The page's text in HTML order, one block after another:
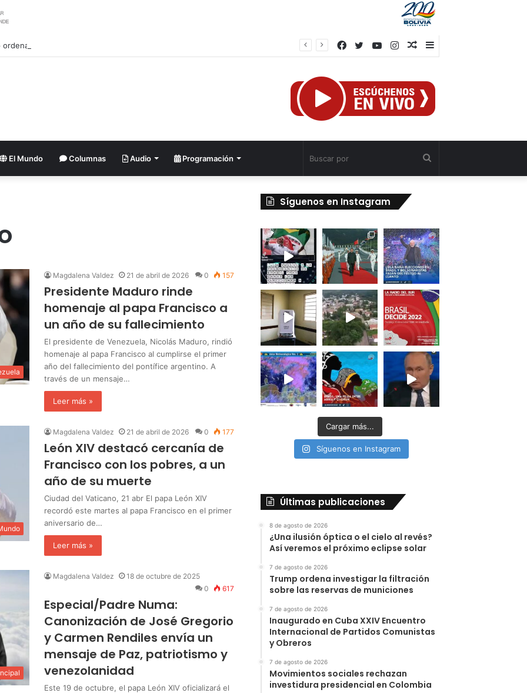
ordena investigar la filtración sobre las reservas de municiones
Barra
Publicación
azar
Instagram
YouTube
Twitter
Facebook
El Mundo Columnas Audio Programación
Magdalena Valdez 21 de abril de 2026 0 157
Presidente Maduro rinde
homenaje al papa Francisco a
un año de su fallecimiento
El presidente de Venezuela, Nicolás Maduro, rindió
homenaje al papa Francisco al cumplirse el primer
año del fallecimiento del pontífice argentino. A
través de un mensaje…
Leer más »
Magdalena Valdez 21 de abril de 2026 0 177
León XIV destacó cercanía de
Francisco con los pobres, a un
año de su muerte
Ciudad del Vaticano, 21 abr El papa León XIV
recordó este martes al papa Francisco en el primer
aniversario de…
Leer más »
Magdalena Valdez
18 de octubre de 2025
0
617
Especial/Padre Numa:
Canonización de José Gregorio
y Carmen Rendiles envía un
mensaje de Paz, patriotismo y
venezolanidad
Este 19 de octubre, el papa León XIV oficializará el
Síguenos en Instagram
Cargar más...
Síguenos en Instagram
Últimas publicaciones
8 de agosto de 2026
¿Una ilusión óptica o el cielo al revés?
Así veremos el próximo eclipse solar
7 de agosto de 2026
Trump ordena investigar la filtración
sobre las reservas de municiones
7 de agosto de 2026
Inaugurado en Cuba XXIV Encuentro
Internacional de Partidos Comunistas
y Obreros
7 de agosto de 2026
Movimientos sociales rechazan
investidura presidencial en Colombia